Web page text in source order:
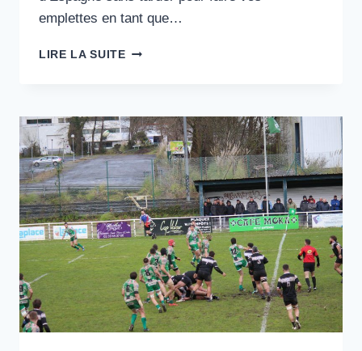
emplettes en tant que…
LIRE LA SUITESE
LA
BOUTIQUE
DE
L’U.S.M.